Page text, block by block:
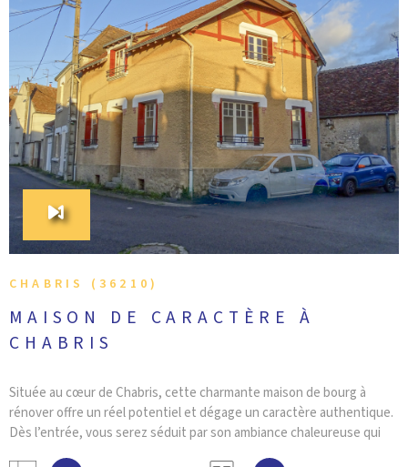
L'AGENCE
CONTACT
CHABRIS (36210)
MAISON DE CARACTÈRE À
CHABRIS
Située au cœur de Chabris, cette charmante maison de bourg à
rénover offre un réel potentiel et dégage un caractère authentique.
Dès l’entrée, vous serez séduit par son ambiance chaleureuse qui
VOIR LE BIEN